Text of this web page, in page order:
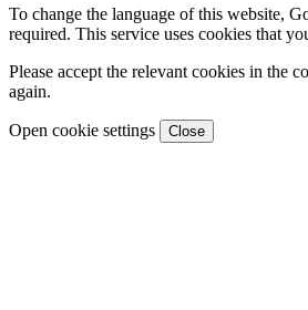
To change the language of this website,
required. This service uses cookies that
Please accept the relevant cookies in the
again.
Open cookie settings Close